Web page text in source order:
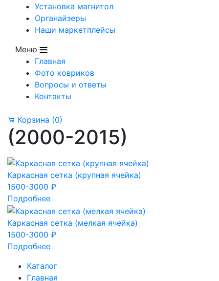
Установка магнитол
Органайзеры
Наши маркетплейсы
Меню
Главная
Фото ковриков
Вопросы и ответы
Контакты
Корзина (0)
(2000-2015)
Каркасная сетка (крупная ячейка)
1500-3000 ₽
Подробнее
Каркасная сетка (мелкая ячейка)
1500-3000 ₽
Подробнее
Каталог
Главная